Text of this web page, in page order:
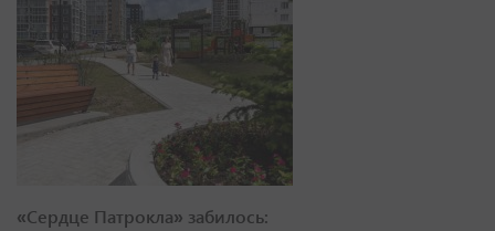
«Сердце Патрокла» забилось: